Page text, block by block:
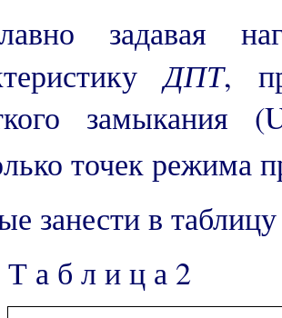
задавая
ДПТ,
замыкания
точек режима
занести в
б л и ц а 2